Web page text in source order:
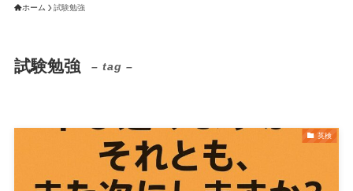
ホーム 試験勉強
試験勉強 – tag –
英検